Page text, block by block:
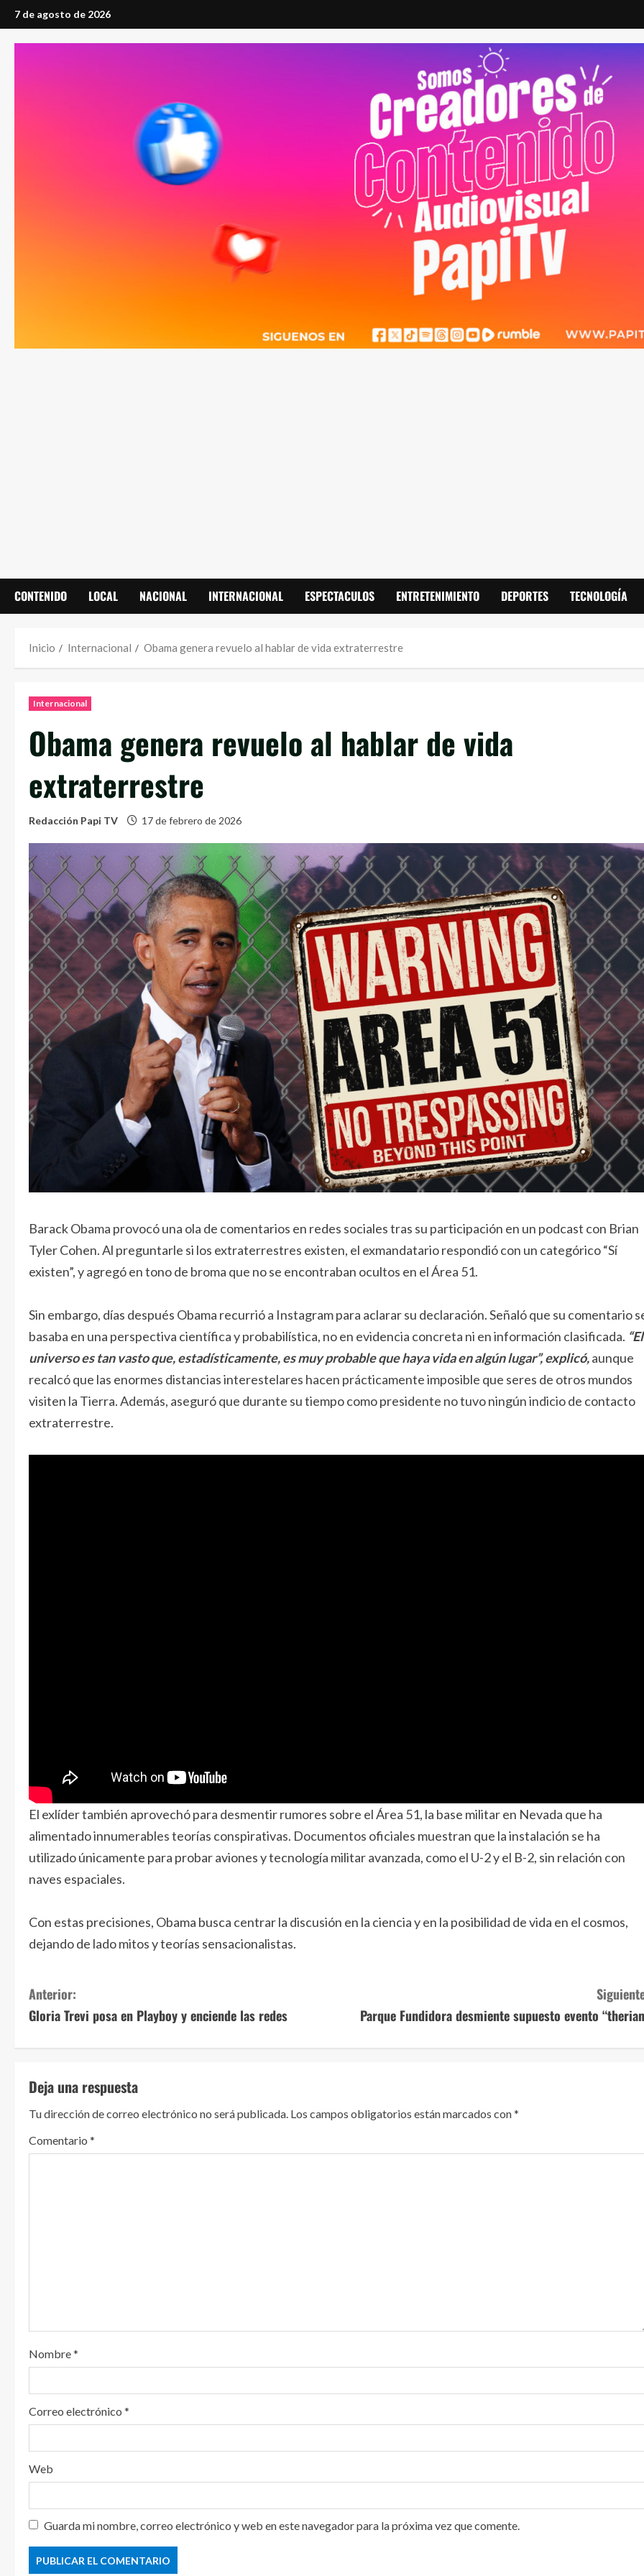
Saltar
al
contenido
7 de agosto de 2026
CONTENIDO LOCAL NACIONAL INTERNACIONAL ESPECTACULOS ENTRETENIMIENTO DEPORTES TECNOLOGÍA
Inicio Internacional Obama genera revuelo al hablar de vida extraterrestre
Internacional
Obama genera revuelo al hablar de vida
extraterrestre
Redacción Papi TV 17 de febrero de 2026
Barack Obama provocó una ola de comentarios en redes sociales tras su participación en un podcast con Brian
Tyler Cohen. Al preguntarle si los extraterrestres existen, el exmandatario respondió con un categórico “Sí
existen”, y agregó en tono de broma que no se encontraban ocultos en el Área 51.
Sin embargo, días después Obama recurrió a Instagram para aclarar su declaración. Señaló que su comentario
basaba en una perspectiva científica y probabilística, no en evidencia concreta ni en información clasificada. “El
universo es tan vasto que, estadísticamente, es muy probable que haya vida en algún lugar”, explicó,aunque
recalcó que las enormes distancias interestelares hacen prácticamente imposible que seres de otros mundos
visiten la Tierra. Además, aseguró que durante su tiempo como presidente no tuvo ningún indicio de contacto
extraterrestre.
El exlíder también aprovechó para desmentir rumores sobre el Área 51, la base militar en Nevada que ha
alimentado innumerables teorías conspirativas. Documentos oficiales muestran que la instalación se ha
utilizado únicamente para probar aviones y tecnología militar avanzada, como el U-2 y el B-2, sin relación con
naves espaciales.
Con estas precisiones, Obama busca centrar la discusión en la ciencia y en la posibilidad de vida en el cosmos,
dejando de lado mitos y teorías sensacionalistas.
S
i
g
u
e
l
o
Anterior:
Gloria Trevi posa en Playboy y enciende las redes
Parque Fundidora desmiente supuesto evento
Deja una respuesta
Tu dirección de correo electrónico no será publicada. Los campos obligatorios están marcados con*
Comentario *
Nombre*
Correo electrónico *
Web
Guarda mi nombre, correo electrónico y web en este navegador para la próxima vez que comente.